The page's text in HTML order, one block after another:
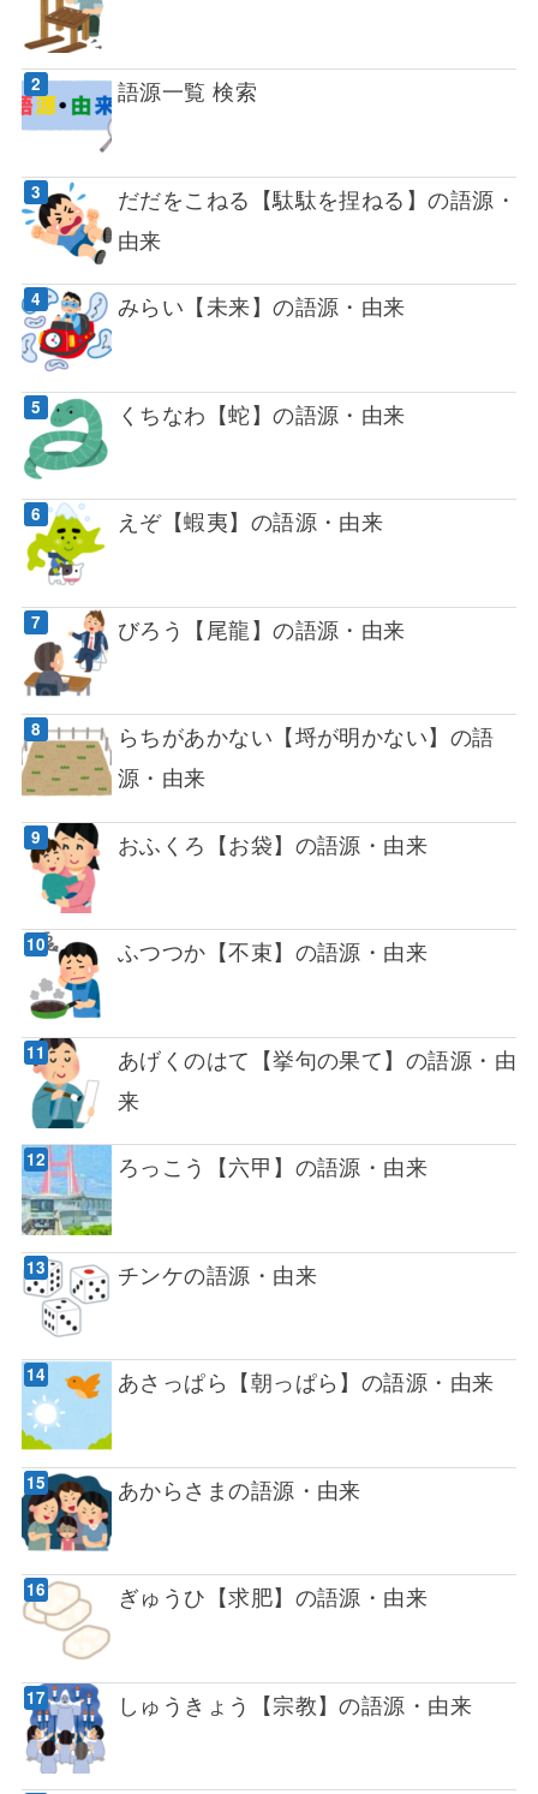
語源一覧 検索
だだをこねる【駄駄を捏ねる】の語源・
由来
みらい【未来】の語源・由来
くちなわ【蛇】の語源・由来
えぞ【蝦夷】の語源・由来
びろう【尾龍】の語源・由来
らちがあかない【埒が明かない】の語
源・由来
おふくろ【お袋】の語源・由来
ふつつか【不束】の語源・由来
あげくのはて【挙句の果て】の語源・由
来
ろっこう【六甲】の語源・由来
チンケの語源・由来
あさっぱら【朝っぱら】の語源・由来
あからさまの語源・由来
ぎゅうひ【求肥】の語源・由来
しゅうきょう【宗教】の語源・由来